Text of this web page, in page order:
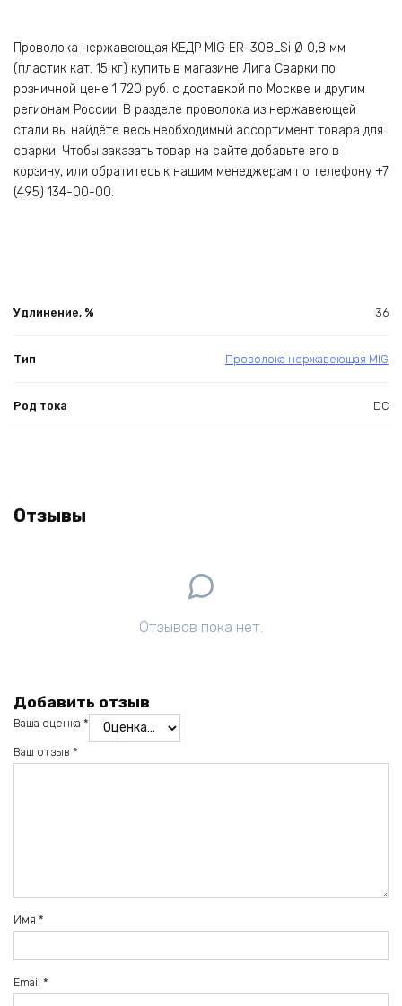
Проволока нержавеющая КЕДР MIG ER-308LSi Ø 0,8 мм
(пластик кат. 15 кг) купить в магазине Лига Сварки по
розничной цене 1 720 руб. с доставкой по Москве и другим
регионам России. В разделе проволока из нержавеющей
стали вы найдёте весь необходимый ассортимент товара для
сварки. Чтобы заказать товар на сайте добавьте его в
корзину, или обратитесь к нашим менеджерам по телефону +7
(495) 134-00-00.
Удлинение, % 36
Тип Проволока нержавеющая MIG
Род тока DC
Отзывы
Отзывов пока нет.
Добавить отзыв
Ваша оценка *
Ваш отзыв *
Имя *
Email *